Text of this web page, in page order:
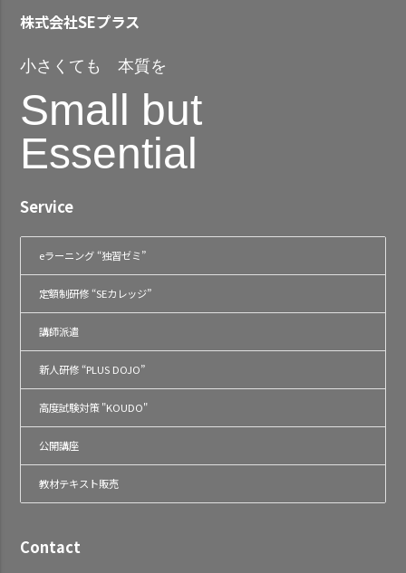
株式会社SEプラス
小さくても 本質を
Small but
Essential
Service
eラーニング “独習ゼミ”
定額制研修 “SEカレッジ”
講師派遣
新人研修 “PLUS DOJO”
高度試験対策 "KOUDO"
公開講座
教材テキスト販売
Contact